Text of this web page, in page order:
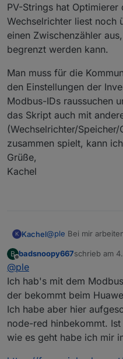
einstellen muss, wenn
bin.
PV-Strings hat
Wechselrichter liest noch
einen Zwischenzähler
begrenzt werden kann.
Man muss für die
den Einstellungen der
Modbus-IDs raussuchen
das Skript auch mit
(Wechselrichter/
zusammen spielt, kann
Grüße,
Kachel
K Kachel@ple Bei mir
Netzwerk hängen.
PV-Strings hat
Wechselrichter
Schnittstelle einen
Einspeiseleistung
Man muss für die
Modbus-IDs
das Skript auch mit
(Wechselrichter/
zusammen spielt,
Grüße,
Kachel
B
Offline
badsnoopy667schrieb am
zuletzt
@ple
Ich hab's mit dem
der bekommt beim
Ich habe aber hier
node-red hinbekommt.
wie es geht habe ich mir